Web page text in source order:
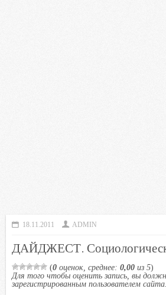
18.11.2011 ADMIN
ДАЙДЖЕСТ.
(0 оценок, среднее: 0,00 из 5)
Для того чтобы оценить запись, вы
зарегистрированным пользователем сайта.